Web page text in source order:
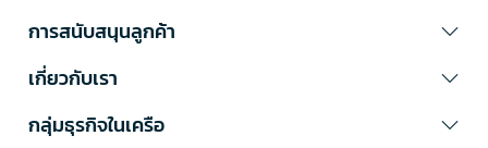
การสนับสนุนลูกค้า
เกี่ยวกับเรา
กลุ่มธุรกิจในเครือ